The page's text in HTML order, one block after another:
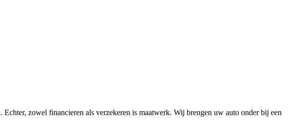
zowel financieren als verzekeren is maatwerk. Wij brengen uw auto onder bij een